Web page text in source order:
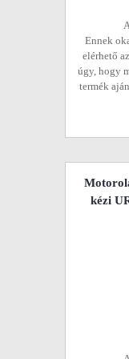
Ennek
elérhető
úgy, hogy
termék
kézi